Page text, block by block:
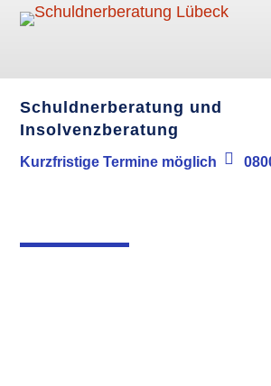
Schuldnerberatung und
Insolvenzberatung
Kurzfristige Termine möglich